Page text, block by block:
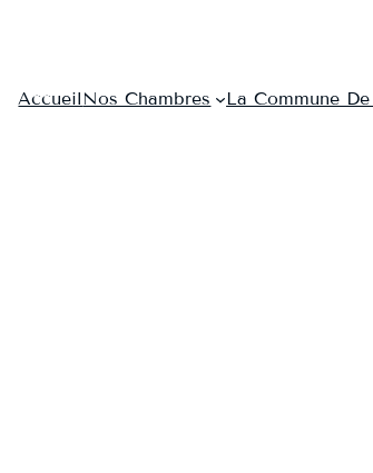
Accueil Nos Chambres La Commune